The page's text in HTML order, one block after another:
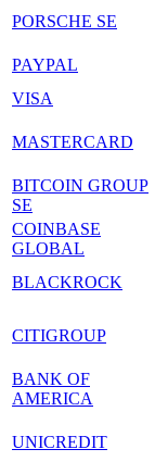
PORSCHE SE
PAYPAL
VISA
MASTERCARD
BITCOIN GROUP
SE
COINBASE
GLOBAL
BLACKROCK
CITIGROUP
BANK OF
AMERICA
UNICREDIT